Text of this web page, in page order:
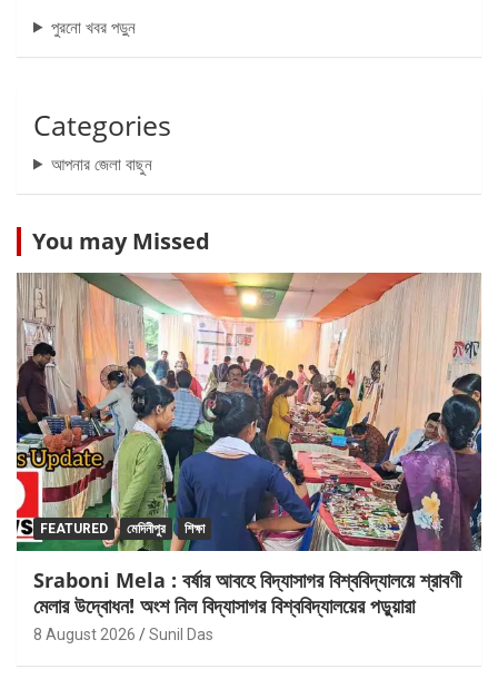
পুরনো খবর পড়ুন
Categories
আপনার জেলা বাছুন
You may Missed
FEATURED মেদিনীপুর শিক্ষা
Sraboni Mela : বর্ষার আবহে বিদ্যাসাগর বিশ্ববিদ্যালয়ে শ্রাবণী
মেলার উদ্বোধন! অংশ নিল বিদ্যাসাগর বিশ্ববিদ্যালয়ের পড়ুয়ারা
8 August 2026 Sunil Das